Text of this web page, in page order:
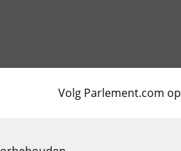
Volg Parlement.com op